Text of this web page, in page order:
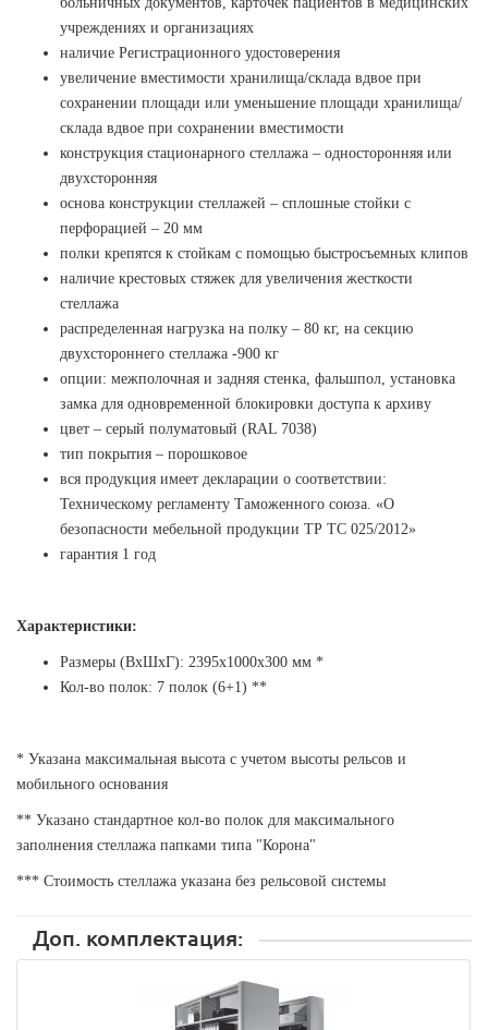
учреждениях и организациях
наличие Регистрационного удостоверения
увеличение вместимости хранилища/склада вдвое при
сохранении площади или уменьшение площади хранилища/
склада вдвое при сохранении вместимости
конструкция стационарного стеллажа – односторонняя или
двухсторонняя
основа конструкции стеллажей – сплошные стойки с
перфорацией – 20 мм
полки крепятся к стойкам с помощью быстросъемных клипов
наличие крестовых стяжек для увеличения жесткости
стеллажа
распределенная нагрузка на полку – 80 кг, на секцию
двухстороннего стеллажа -900 кг
опции: межполочная и задняя стенка, фальшпол, установка
замка для одновременной блокировки доступа к архиву
цвет – серый полуматовый (RAL 7038)
тип покрытия – порошковое
вся продукция имеет декларации о соответствии:
Техническому регламенту Таможенного союза. «О
безопасности мебельной продукции ТР ТС 025/2012»
гарантия 1 год
Характеристики:
Размеры (ВхШхГ): 2395х1000х300 мм *
Кол-во полок: 7 полок (6+1) **
* Указана максимальная высота с учетом высоты рельсов и
мобильного основания
** Указано стандартное кол-во полок для максимального
заполнения стеллажа папками типа "Корона"
*** Стоимость стеллажа указана без рельсовой системы
Доп. комплектация: